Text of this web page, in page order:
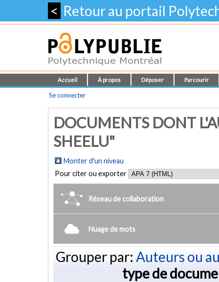
< Retour au portail
Accueil À propos Déposer Parcourir
Se connecter
DOCUMENTS DONT
SHEELU"
Monter d'un niveau
Pour citer ou exporter
Réseau de collaboration
Nuage de mots
Grouper par: Auteurs ou
type de